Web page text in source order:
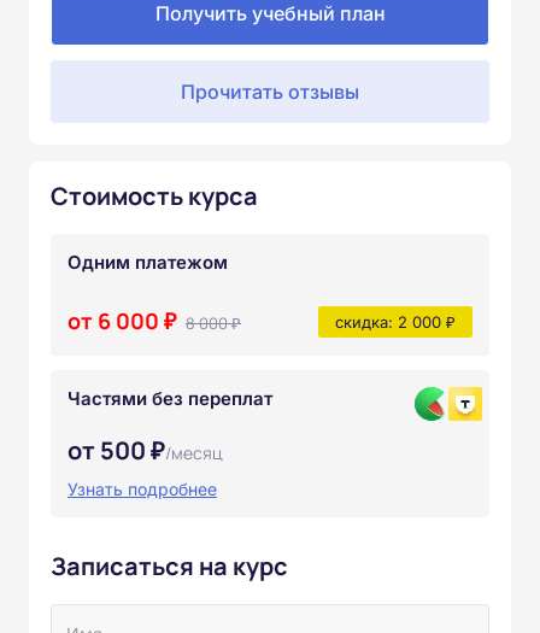
Получить учебный план
Прочитать отзывы
Стоимость курса
Одним платежом
от 6 000 ₽ 8 000 ₽ скидка: 2 000 ₽
Частями без переплат
от 500 ₽/месяц
Узнать подробнее
Записаться на курс